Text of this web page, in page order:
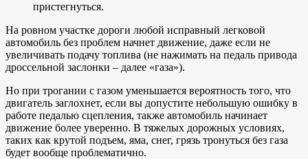
пристегнуться.
На ровном участке дороги любой исправный легковой
автомобиль без проблем начнет движение, даже если не
увеличивать подачу топлива (не нажимать на педаль привода
дроссельной заслонки – далее «газа»).
Но при трогании с газом уменьшается вероятность того, что
двигатель заглохнет, если вы допустите небольшую ошибку в
работе педалью сцепления, также автомобиль начинает
движение более уверенно. В тяжелых дорожных условиях,
таких как крутой подъем, яма, снег, грязь тронуться без газа
будет вообще проблематично.